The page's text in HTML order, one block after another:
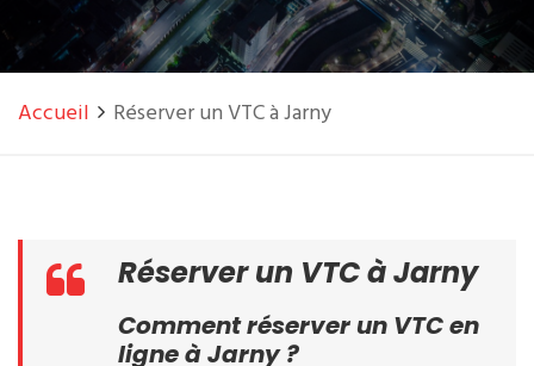
Accueil Réserver un VTC à Jarny
Réserver un VTC à Jarny
Comment réserver un VTC en
ligne à Jarny ?